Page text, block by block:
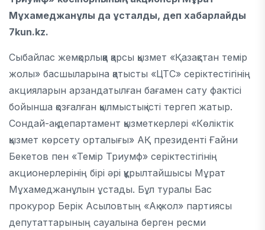
Мұхамеджанұлы да ұсталды, деп хабарлайды
7kun.kz.
Сыбайлас жемқорлыққа қарсы қызмет «Қазақстан темір
жолы» басшыларына қатысты «ЦТС» серіктестігінің
акцияларын арзандатылған бағамен сату фактісі
бойынша қозғалған қылмыстық істі тергеп жатыр.
Сондай-ақ департамент қызметкерлері «Көліктік
қызмет көрсету орталығы» АҚ президенті Ғайни
Бекетов пен «Темір Триумф» серіктестігінің
акционерлерінің бірі әрі құрылтайшысы Мұрат
Мұхамеджанұлын ұстады. Бұл туралы Бас
прокурор Берік Асыловтың «Ақ жол» партиясы
депутаттарының сауалына берген ресми